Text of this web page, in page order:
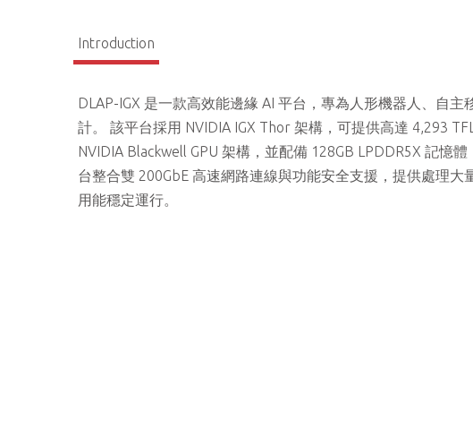
Introduction
DLAP-IGX 是一款高效能邊緣 AI 平台，專為人形機器人、自
計。 該平台採用 NVIDIA IGX Thor 架構，可提供高達 4,293
NVIDIA Blackwell GPU 架構，並配備 128GB LPDDR5X 記憶
台整合雙 200GbE 高速網路連線與功能安全支援，提供處理
用能穩定運行。